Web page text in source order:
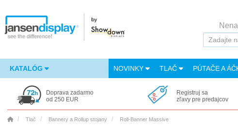
KATALÓG NOVINKY TLAČ PÚTAČE A
Doprava zadarmo
od 250 EUR
Registruj sa
zľavy pre predajcov
Tlač Bannery a Rollup stojany Roll-Banner Massive